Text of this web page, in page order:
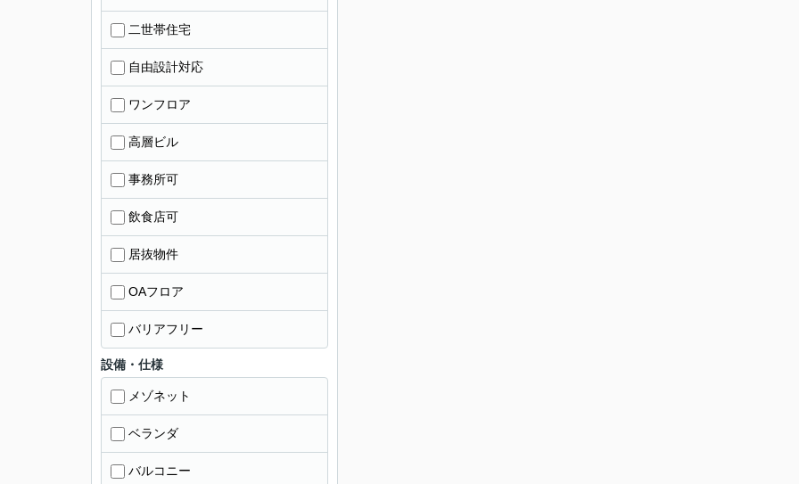
二世帯住宅
自由設計対応
ワンフロア
高層ビル
事務所可
飲食店可
居抜物件
OAフロア
バリアフリー
設備・仕様
メゾネット
ベランダ
バルコニー